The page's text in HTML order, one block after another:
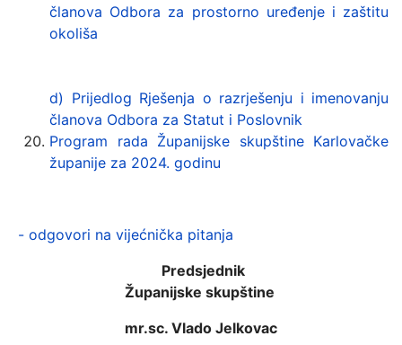
članova Odbora za prostorno uređenje i zaštitu
okoliša
d) Prijedlog Rješenja o razrješenju i imenovanju
članova Odbora za Statut i Poslovnik
Program rada Županijske skupštine Karlovačke
županije za 2024. godinu
- odgovori na vijećnička pitanja
Predsjednik
Županijske skupštine
mr.sc. Vlado Jelkovac